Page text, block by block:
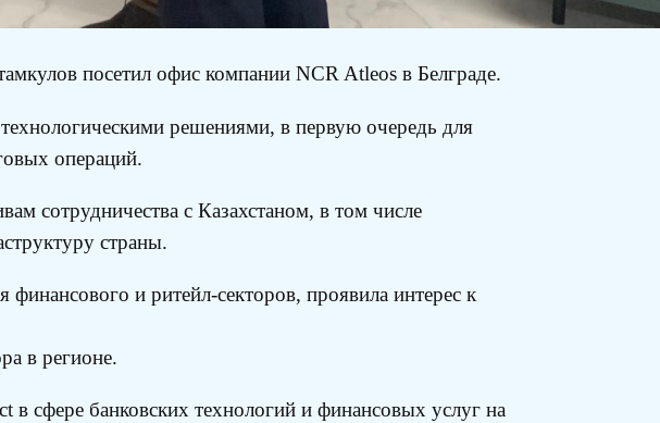
посетил офис компании NCR Atleos в Белграде.
решениями, в первую очередь для
операций.
сотрудничества с Казахстаном, в том числе
страны.
и ритейл-секторов, проявила интерес к
в регионе.
в сфере банковских технологий и финансовых услуг на